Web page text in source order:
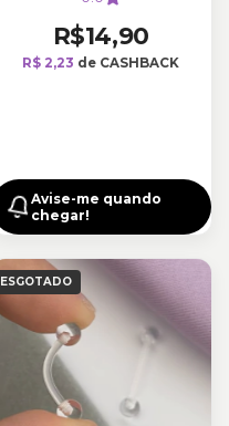
R$14,90
R$ 2,23 de CASHBACK
Avise-me quando
chegar!
ESGOTADO